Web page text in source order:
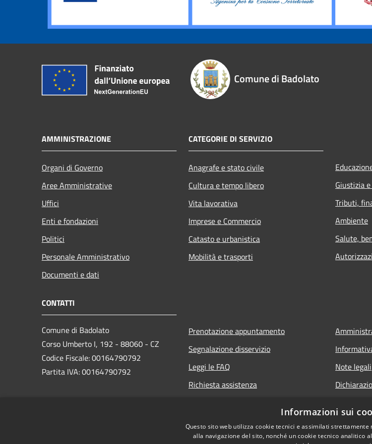
Comune di Badolato
AMMINISTRAZIONE
Organi di Governo
Aree Amministrative
Uffici
Enti e fondazioni
Politici
Personale Amministrativo
Documenti e dati
CATEGORIE DI SERVIZIO
Anagrafe e stato civile
Cultura e tempo libero
Vita lavorativa
Imprese e Commercio
Catasto e urbanistica
Mobilità e trasporti
Giustizia
Tributi,
Ambiente
Salute,
CONTATTI
Comune di Badolato
Corso Umberto I, 192 - 88060 - CZ
Codice Fiscale: 00164790792
Partita IVA: 00164790792
amministrativo.comunebadolato@asmepec.it
Prenotazione appuntamento
Segnalazione disservizio
Leggi le FAQ
Richiesta assistenza
Note legali
Informazioni sui
Questo sito web utilizza cookie tecnici e assimilati
alla navigazione del sito, nonché un cookie tecnico analitico